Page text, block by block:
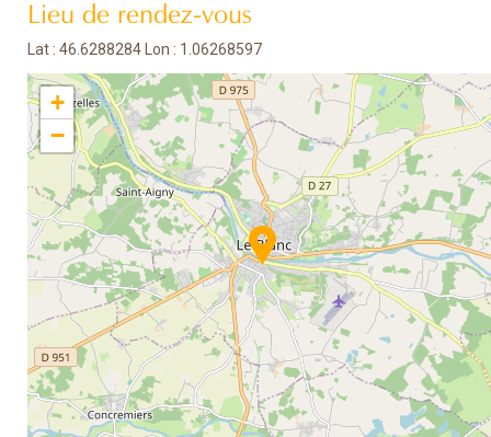
Lieu de rendez-vous
Lat : 46.6288284 Lon : 1.06268597
+
−